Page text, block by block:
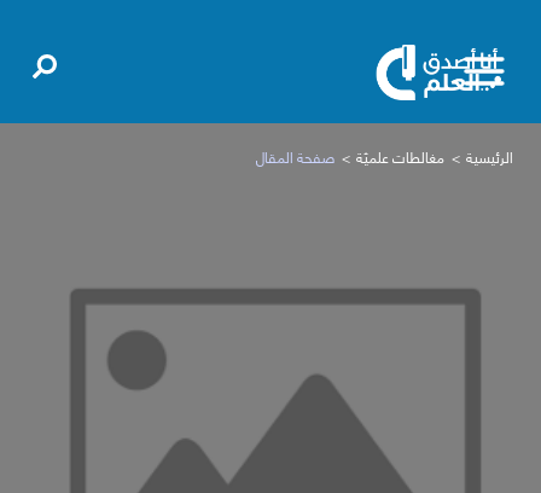
الرئيسية مغالطات علميّة صفحة المقال